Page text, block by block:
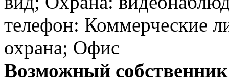
телефон: Коммерческие
охрана; Офис
Возможный